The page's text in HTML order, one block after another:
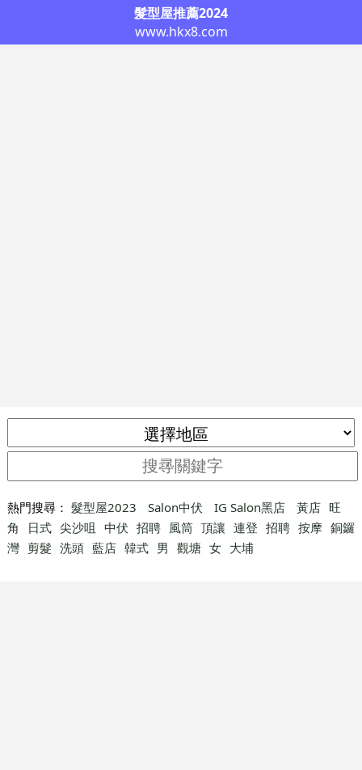
髮型屋推薦2024
www.hkx8.com
熱門搜尋： 髮型屋2023 Salon中伏 IG Salon黑店 黃店 旺
角
日式 尖沙咀 中伏 招聘 風筒 頂讓 連登 招聘 按摩 銅鑼
灣 剪髮 洗頭 藍店 韓式 男 觀塘 女 大埔